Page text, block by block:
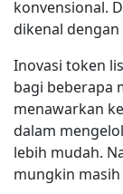
konvensional.
dikenal
Inovasi token
bagi beberapa
menawarkan
dalam
lebih mudah.
mungkin